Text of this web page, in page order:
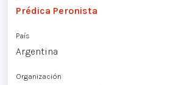
Prédica Peronista
País
Argentina
Organización